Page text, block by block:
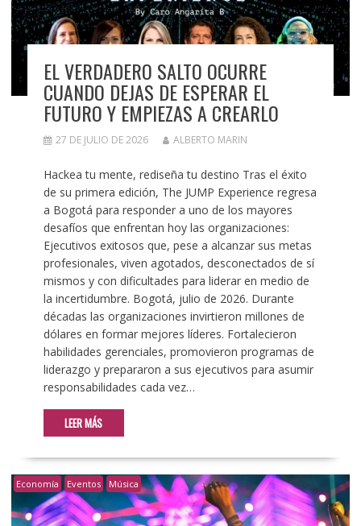
EL VERDADERO SALTO OCURRE
CUANDO DEJAS DE ESPERAR EL
FUTURO Y EMPIEZAS A CREARLO
27 DE JULIO DE 2026 ALBERTO MARIN
Hackea tu mente, rediseña tu destino Tras el éxito
de su primera edición, The JUMP Experience regresa
a Bogotá para responder a uno de los mayores
desafíos que enfrentan hoy las organizaciones:
Ejecutivos exitosos que, pese a alcanzar sus metas
profesionales, viven agotados, desconectados de sí
mismos y con dificultades para liderar en medio de
la incertidumbre. Bogotá, julio de 2026. Durante
décadas las organizaciones invirtieron millones de
dólares en formar mejores líderes. Fortalecieron
habilidades gerenciales, promovieron programas de
liderazgo y prepararon a sus ejecutivos para asumir
responsabilidades cada vez…
LEER MÁS
Economía Eventos Música